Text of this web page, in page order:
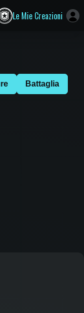
Le Mie Creazioni
Battaglia